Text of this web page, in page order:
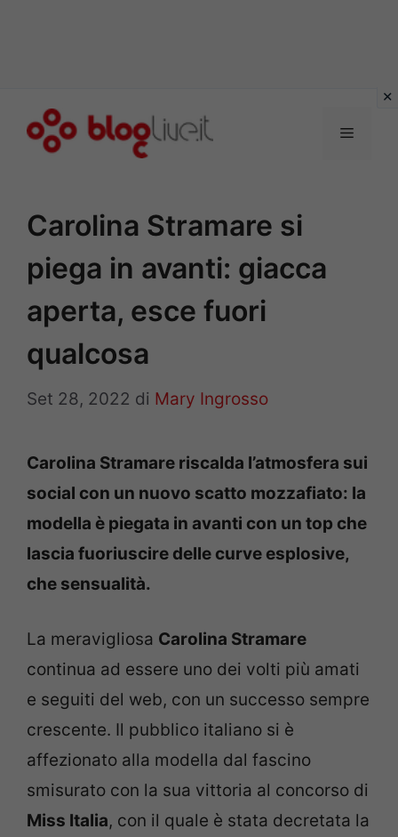
Menu
Carolina Stramare si
piega in avanti: giacca
aperta, esce fuori
qualcosa
Set 28, 2022 di Mary Ingrosso
Carolina Stramare riscalda l’atmosfera sui
social con un nuovo scatto mozzafiato: la
modella è piegata in avanti con un top che
lascia fuoriuscire delle curve esplosive,
che sensualità.
La meravigliosa Carolina Stramare
continua ad essere uno dei volti più amati
e seguiti del web, con un successo sempre
crescente. Il pubblico italiano si è
affezionato alla modella dal fascino
smisurato con la sua vittoria al concorso di
Miss Italia, con il quale è stata decretata la